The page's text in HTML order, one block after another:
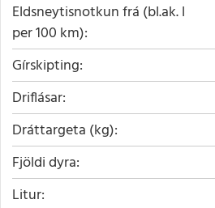
Eldsneytisnotkun frá (bl.ak. l
per 100 km)
Gírskipting
Driflásar
Dráttargeta (kg)
Fjöldi dyra
Litur